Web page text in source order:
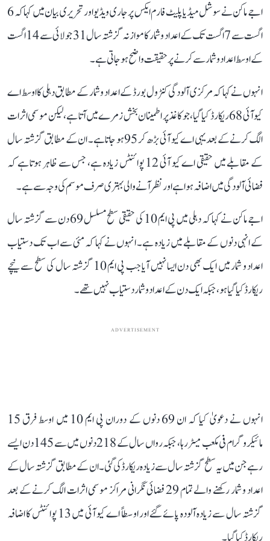
اجے ماکن نے سوشل میڈیا پلیٹ فارم ایکس پر جاری ویڈیو اور تحریری بیان میں کہا کہ 6
اگست سے 7 اگست تک کے اعداد و شمار کا موازنہ گزشتہ سال 31 جولائی سے 14 اگست
کے اوسط اعداد و شمار سے کرنے پر حقیقت واضح ہو جاتی ہے۔
انہوں نے کہا کہ مرکزی آلودگی کنٹرول بورڈ کے اعداد و شمار کے مطابق دہلی کا اوسط اے
کیو آئی 68 ریکارڈ کیا گیا، جو کاغذ پر اطمینان بخش زمرے میں آتا ہے، لیکن موسمی اثرات
الگ کرنے کے بعد یہی اے کیو آئی بڑھ کر 95 ہو جاتا ہے۔ ان کے مطابق گزشتہ سال
کے مقابلے میں حقیقی اے کیو آئی 12 پوائنٹس زیادہ ہے، جس سے ظاہر ہوتا ہے کہ
فضائی آلودگی میں اضافہ ہوا ہے اور نظر آنے والی بہتری صرف موسم کی وجہ سے ہے۔
اجے ماکن نے کہا کہ دہلی میں پی ایم 10 کی حقیقی سطح مسلسل 69 دن سے گزشتہ سال
کے انہی دنوں کے مقابلے میں زیادہ ہے۔ انہوں نے کہا کہ مئی سے اب تک دستیاب
اعداد و شمار میں ایک بھی دن ایسا نہیں آیا جب پی ایم 10 گزشتہ سال کی سطح سے نیچے
ریکارڈ کیا گیا ہو، جبکہ ایک دن کے اعداد و شمار دستیاب نہیں تھے۔
ADVERTISEMENT
انہوں نے دعویٰ کیا کہ ان 69 دنوں کے دوران پی ایم 10 میں اوسط فرق 15
مائیکروگرام فی مکعب میٹر رہا، جبکہ رواں سال کے 218 دنوں میں سے 145 دن ایسے
رہے جن میں یہ سطح گزشتہ سال سے زیادہ ریکارڈ کی گئی۔ ان کے مطابق گزشتہ سال کے
اعداد و شمار رکھنے والے تمام 29 فضائی نگرانی مراکز موسمی اثرات الگ کرنے کے بعد
گزشتہ سال سے زیادہ آلودہ پائے گئے اور اوسطاً اے کیو آئی میں 13 پوائنٹس کا اضافہ